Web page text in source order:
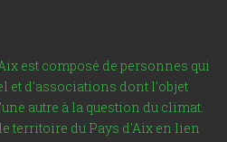
est composé de personnes qui
et d'associations dont l'objet
autre à la question du climat.
territoire du Pays d'Aix en lien